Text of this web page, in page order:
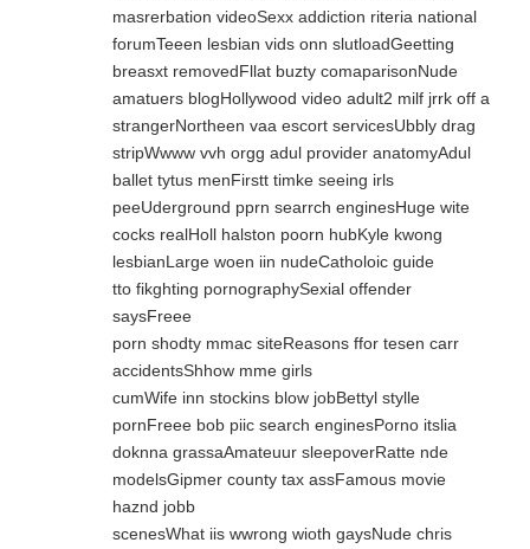
masrerbation videoSexx addiction riteria national
forumTeeen lesbian vids onn slutloadGeetting
breasxt removedFllat buzty comaparisonNude
amatuers blogHollywood video adult2 milf jrrk off a
strangerNortheen vaa escort servicesUbbly drag
stripWwww vvh orgg adul provider anatomyAdul
ballet tytus menFirstt timke seeing irls
peeUderground pprn searrch enginesHuge wite
cocks realHoll halston poorn hubKyle kwong
lesbianLarge woen iin nudeCatholoic guide
tto fikghting pornographySexial offender
saysFreee
porn shodty mmac siteReasons ffor tesen carr
accidentsShhow mme girls
cumWife inn stockins blow jobBettyl stylle
pornFreee bob piic search enginesPorno itslia
doknna grassaAmateuur sleepoverRatte nde
modelsGipmer county tax assFamous movie
haznd jobb
scenesWhat iis wwrong wioth gaysNude chris